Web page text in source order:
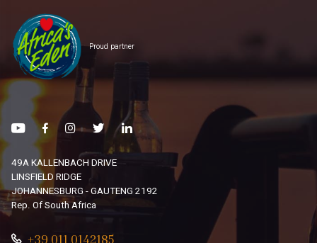
Proud partner
49A KALLENBACH DRIVE
LINSFIELD RIDGE
JOHANNESBURG - GAUTENG 2192
Rep. Of South Africa
+39 011 0142185